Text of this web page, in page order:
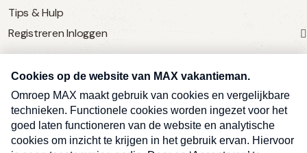
Tips & Hulp
Registreren Inloggen
SERVICE
Over Omroep MAX
MAX Vandaag
MAX Meldpunt